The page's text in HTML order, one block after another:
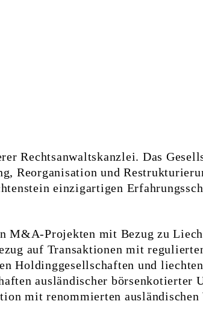
Rechtsanwaltskanzlei. Das
Reor­ganisation und
einzigartigen
M&A-Projekten mit Bezug zu
auf Transaktionen mit
Holding­gesellschaften und
aus­län­discher börsenkotierter
mit renommierten